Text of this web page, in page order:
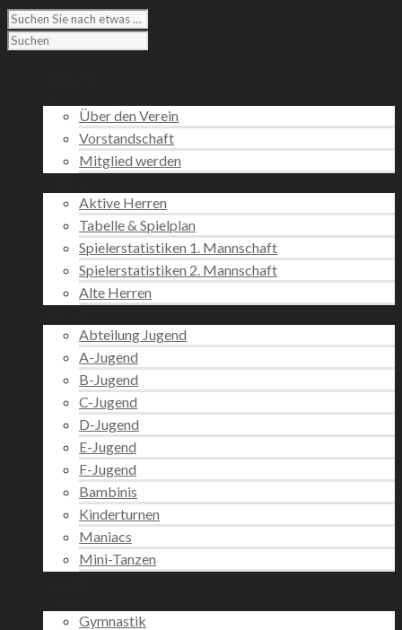
Über den Verein
Vorstandschaft
Mitglied werden
Aktive Herren
Tabelle & Spielplan
Spielerstatistiken 1. Mannschaft
Spielerstatistiken 2. Mannschaft
Alte Herren
Abteilung Jugend
A-Jugend
B-Jugend
C-Jugend
D-Jugend
E-Jugend
F-Jugend
Bambinis
Kinderturnen
Maniacs
Mini-Tanzen
Gymnastik